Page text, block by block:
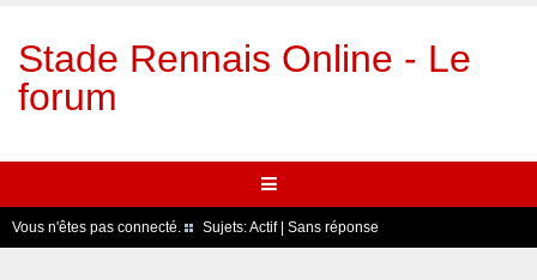
Stade Rennais Online - Le
forum
Vous n'êtes pas connecté. Sujets:Actif| Sans réponse